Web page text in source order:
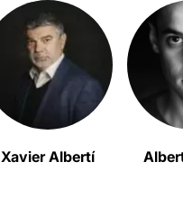
Xavier Albertí